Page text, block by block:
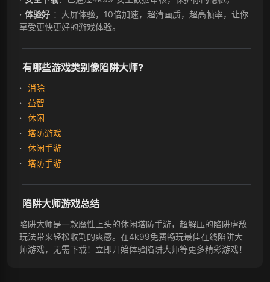
体验好 ：大屏体验，10倍加速，超清画质，超高帧率，让你
享受更快更好的游戏体验。
有哪些游戏类别像陷阱大师?
消除
益智
休闲
塔防游戏
休闲手游
塔防手游
陷阱大师游戏总结
陷阱大师是一款魔性上头的休闲塔防手游，超解压的陷阱虐敌
玩法带来轻松收割的爽感。在4k99免费畅玩最佳在线陷阱大
师游戏，无需下载！立即开始体验陷阱大师等更多精彩游戏！